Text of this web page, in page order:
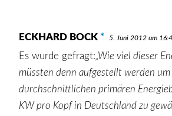
ECKHARD BOCK SAGT:
5. Juni 2012 um
Es wurde gefragt:„Wie viel dieser
müssten denn aufgestellt werden um
durchschnittlichen primären
KW pro Kopf in Deutschland zu